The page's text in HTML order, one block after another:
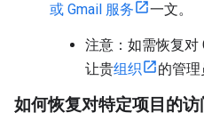
或 Gmail 服务
一文。
注意：如需恢复对
让贵组织 的管理
如何恢复对特定项目的访